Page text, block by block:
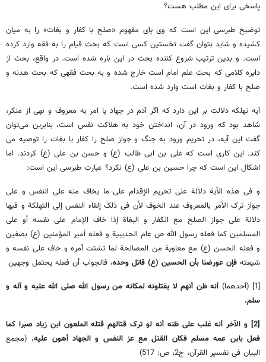
پاسخی برای این مطلب هست؟
توضیح طبرسی این است که وی پای مفهوم «صلح با کفار و بغات» را به میان
کشیده و شاید بتوان گفت نخستین کسی است که بحث قیام را به فقه وارد کرده
است. و بدین ترتیب شروع کننده بحث در این باره شده است. در واقع، بحث از
دایره کلامی که بحث علم امام است خارج شده و به بحث فقهی که بحث هدنه و
صلح با کفار و بغات است وارد شده است.
آیه تهلکه دلالت بر این دارد که اگر آدم در جهاد یا امر به معروف و نهی از منکر،
شاهد بود که ورود در آن، انداختن خود به هلاکت نفس است، بنابرین می‌توان
گفت این آیه، در تحریم ورود به جنگ و جواز صلح را کفار یا بغات را توصیه می
کند. این کاری است که علی بن ابی طالب (ع) و حسن بن علی (ع) کردند. اما
اشکال این است که چرا حسین بن علی (ع) نکرد؟ عبارت طبرسی این است:
و فی هذه الآیة دلالة علی تحریم الإقدام علی ما یخاف منه علی النفس و علی
جواز ترک الأمر بالمعروف عند الخوف لأن فی ذلک إلقاء النفس إلی التهلکة و فیها
دلالة علی جواز الصلح مع الکفار و البغاة إذا خاف الإمام علی نفسه أو علی
المسلمین کما فعله رسول الله ص عام الحدیبیة و فعله أمیر المؤمنین (ع) بصفین
و فعله الحسن (ع) مع معاویة من المصالحة لما تشتت أمره و خاف علی نفسه و
شیعته فإن عورضنا بأن الحسین (ع) قاتل وحده، فالجواب أن فعله یحتمل وجهین
[1] (أحدهما)
أنه ظن أنهم لا یقتلونه لمکانه من رسول الله صلی الله علیه و آله و
سلم.
[2] و الآخر أنه غلب علی ظنه أنه لو ترک قتالهم قتله الملعون ابن زیاد صبرا کما
فعل بابن عمه مسلم فکان القتل مع عز النفس و الجهاد أهون علیه. (مجمع
البیان فی تفسیر القرآن، ج‏2، ص: 517)